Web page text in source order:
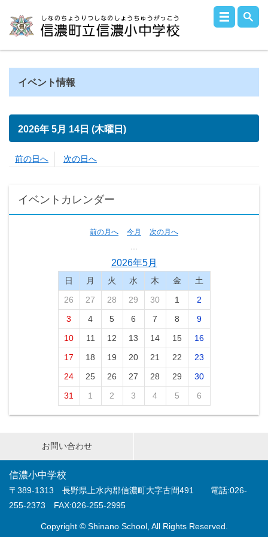
イベント情報
2026年 5月 14日 (木曜日)
前の日へ 次の日へ
イベントカレンダー
前の月へ 今月 次の月へ
2026年5月
日 月 火 水 木 金
土
26
27 28 29 30 1
2
3
4 5 6 7 8
9
10
11 12 13 14 15
16
17
18 19 20 21 22
23
24
25 26 27 28 29
30
31
1 2 3 4 5 6
お問い合わせ
信濃小中学校
〒389-1313 長野県上水内郡信濃町大字古間491 電話:026-
255-2373 FAX:026-255-2995
Copyright © Shinano School, All Rights Reserved.